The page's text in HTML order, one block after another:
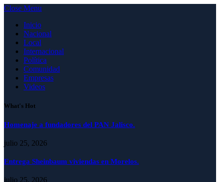
Close Menu
Inicio
Nacional
Local
Internacional
Política
Comunidad
Empresas
Videos
What's Hot
Homenaje a fundadores del PAN Jalisco.
julio 25, 2026
Entrega Sheinbaum viviendas en Morelos.
julio 25, 2026